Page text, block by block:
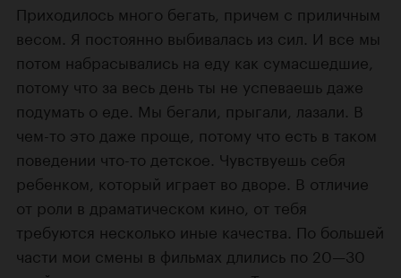
Приходилось много бегать, причем с приличным
весом. Я постоянно выбивалась из сил. И все мы
потом набрасывались на еду как сумасшедшие,
потому что за весь день ты не успеваешь даже
подумать о еде. Мы бегали, прыгали, лазали. В
чем-то это даже проще, потому что есть в таком
поведении что-то детское. Чувствуешь себя
ребенком, который играет во дворе. В отличие
от роли в драматическом кино, от тебя
требуются несколько иные качества. По большей
части мои смены в фильмах длились по 20—30